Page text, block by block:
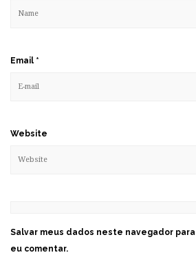
Email *
Website
Salvar meus dados neste navegador para
eu comentar.